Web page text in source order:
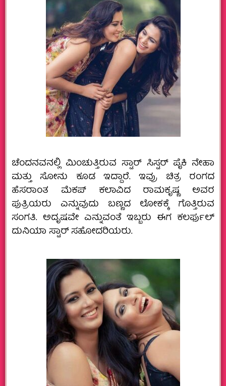
‌ಚೆಂದನವನಲ್ಲಿ ಮಿಂಚುತ್ತಿರುವ ಸ್ಟಾರ್ ಸಿಸ್ಟರ್ ಪೈಕಿ ನೇಹಾ
ಮತ್ತು ಸೋನು ಕೂಡ ಇದ್ದಾರೆ. ಇವ್ರು ಚಿತ್ರ ರಂಗದ
ಹೆಸರಾಂತ ಮೆಕಪ್ ಕಲಾವಿದ ರಾಮಕೃಷ್ಣ ಅವರ
ಪುತ್ರಿಯರು ಎನ್ನುವುದು ಬಣ್ಣದ ಲೋಕಕ್ಕೆ ಗೊತ್ತಿರುವ
ಸಂಗತಿ. ಅದೃಷವೇ ಎನ್ನುವಂತೆ ಇಬ್ಬರು ಈಗ ಕಲರ್ಫುಲ್
ದುನಿಯಾ ಸ್ಟಾರ್ ಸಹೋದರಿಯರು.